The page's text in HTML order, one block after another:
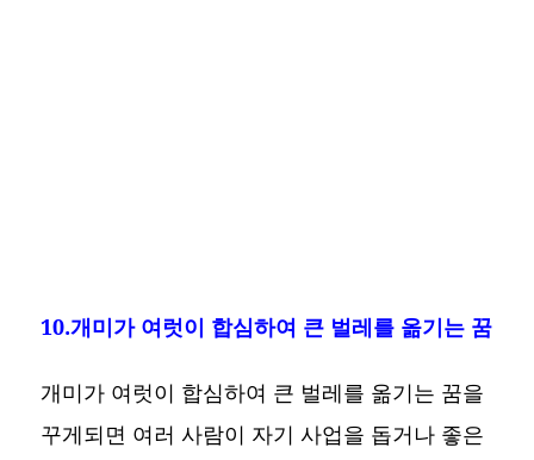
10.개미가 여럿이 합심하여 큰 벌레를 옮기는 꿈
개미가 여럿이 합심하여 큰 벌레를 옮기는 꿈을
꾸게되면 여러 사람이 자기 사업을 돕거나 좋은